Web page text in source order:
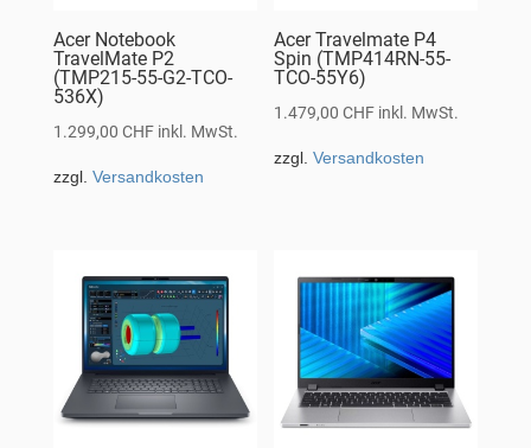
Acer Notebook
TravelMate P2
(TMP215-55-G2-TCO-
536X)
1.299,00 CHF inkl. MwSt.
zzgl. Versandkosten
Acer Travelmate P4
Spin (TMP414RN-55-
TCO-55Y6)
1.479,00CHF inkl. MwSt.
zzgl.Versandkosten